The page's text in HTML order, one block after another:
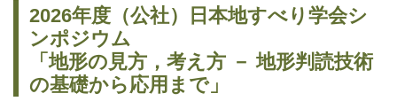
2026年度（公社）日本地すべり学会シ
ンポジウム
「地形の見方，考え方 － 地形判読技術
の基礎から応用まで」